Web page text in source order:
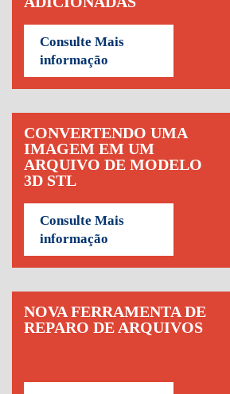
Consulte Mais
informação
CONVERTENDO UMA
IMAGEM EM UM
ARQUIVO DE MODELO
3D STL
Consulte Mais
informação
NOVA FERRAMENTA DE
REPARO DE ARQUIVOS